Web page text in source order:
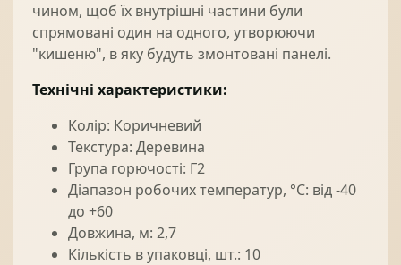
чином, щоб їх внутрішні частини були
спрямовані один на одного, утворюючи
"кишеню", в яку будуть змонтовані панелі.
Технічні характеристики:
Колір: Коричневий
Текстура: Деревина
Група горючості: Г2
Діапазон робочих температур, °С: від -40
до +60
Довжина, м: 2,7
Кількість в упаковці, шт.: 10